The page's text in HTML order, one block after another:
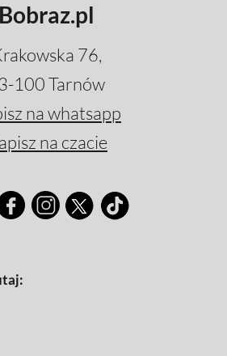
Bobraz.pl
76,
100 Tarnów
na whatsapp
na czacie